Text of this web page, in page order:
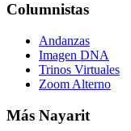
Columnistas
Andanzas
Imagen DNA
Trinos Virtuales
Zoom Alterno
Más Nayarit